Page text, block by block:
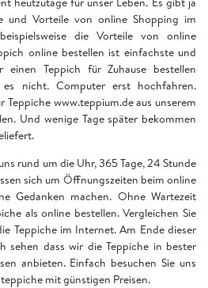
und Vorteile von online Shopping im
die Vorteile von online
online bestellen ist einfachste und
einen Teppich für Zuhause bestellen
nicht. Computer erst hochfahren.
Teppiche www.teppium.de aus unserem
Und wenige Tage später bekommen
rund um die Uhr, 365 Tage, 24 Stunde
sich um Öffnungszeiten beim online
Gedanken machen. Ohne Wartezeit
als online bestellen. Vergleichen Sie
Teppiche im Internet. Am Ende dieser
sehen dass wir die Teppiche in bester
anbieten. Einfach besuchen Sie uns
mit günstigen Preisen.